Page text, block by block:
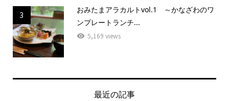
3
おみたまアラカルトvol.1 ～かなざわのワ
ンプレートランチ...
5,169 views
最近の記事